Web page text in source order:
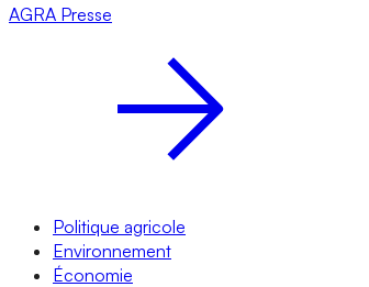
AGRA Presse
Politique agricole
Environnement
Économie